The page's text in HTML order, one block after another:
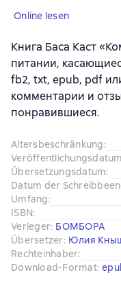
Online lesen
Книга Баса Каст
питании,
fb2, txt, epub, pdf
комментарии и
понравившиеся.
Altersbeschränkung:
Übersetzungsdatum:
Datum der
Umfang:
ISBN:
Verleger: БОМБОРА
Übersetzer: Юлия
Rechteinhaber:
Download-Format: